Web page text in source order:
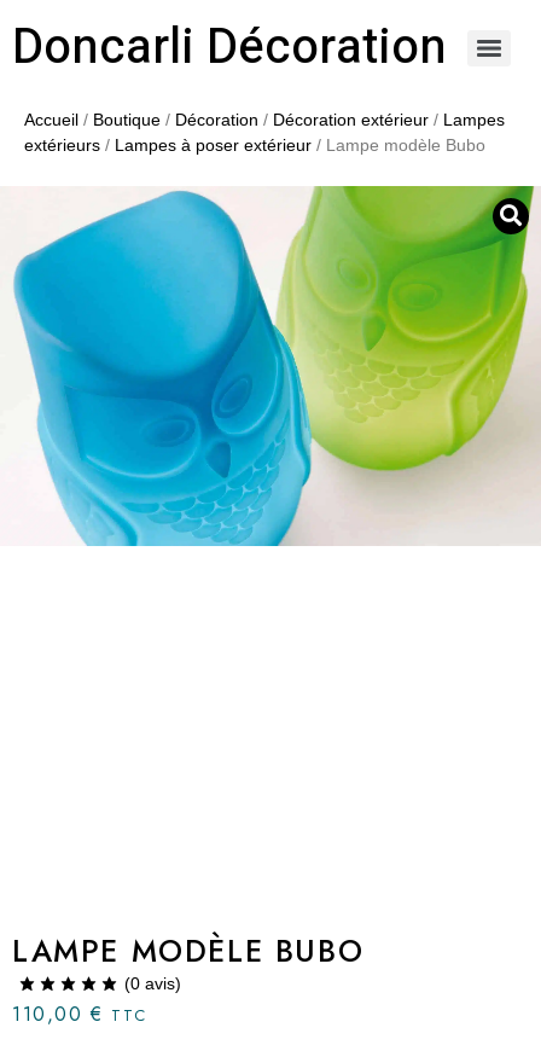
Doncarli Décoration
Accueil / Boutique / Décoration / Décoration extérieur / Lampes
extérieurs / Lampes à poser extérieur / Lampe modèle Bubo
LAMPE MODÈLE BUBO
(0 avis)
110,00€ TTC